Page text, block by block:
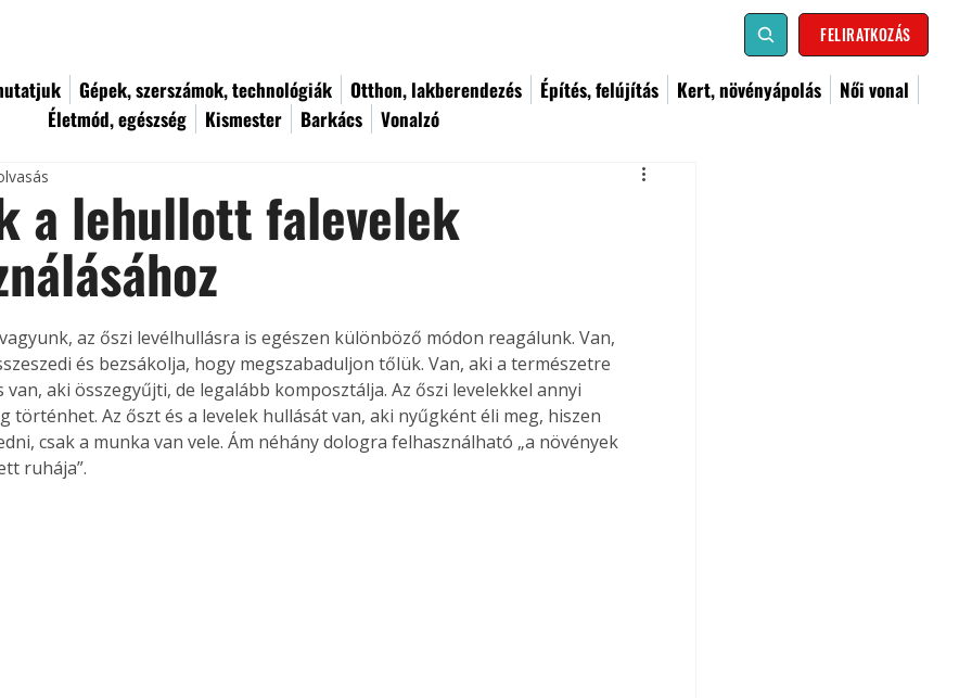
FELIRATKOZÁS
Gépek, szerszámok, technológiák Otthon, lakberendezés Építés, felújítás Kert, növényápolás
Női vonal
Életmód, egészség
Kismester Barkács Vonalzó
a lehullott falevelek
az őszi levélhullásra is egészen különböző módon reagálunk. Van,
és bezsákolja, hogy megszabaduljon tőlük. Van, aki a természetre
van, aki összegyűjti, de legalább komposztálja. Az őszi levelekkel annyi
történhet. Az őszt és a levelek hullását van, aki nyűgként éli meg, hiszen
csak a munka van vele. Ám néhány dologra felhasználható „a növények
ruhája”.